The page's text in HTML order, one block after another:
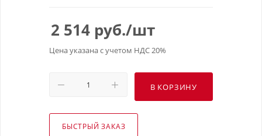
2 514 руб./шт
Цена указана с учетом НДС 20%
В КОРЗИНУ
БЫСТРЫЙ ЗАКАЗ